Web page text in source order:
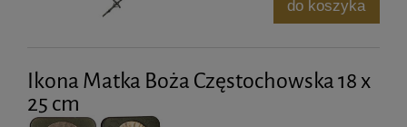
do koszyka
Ikona Matka Boża Częstochowska 18 x
25 cm